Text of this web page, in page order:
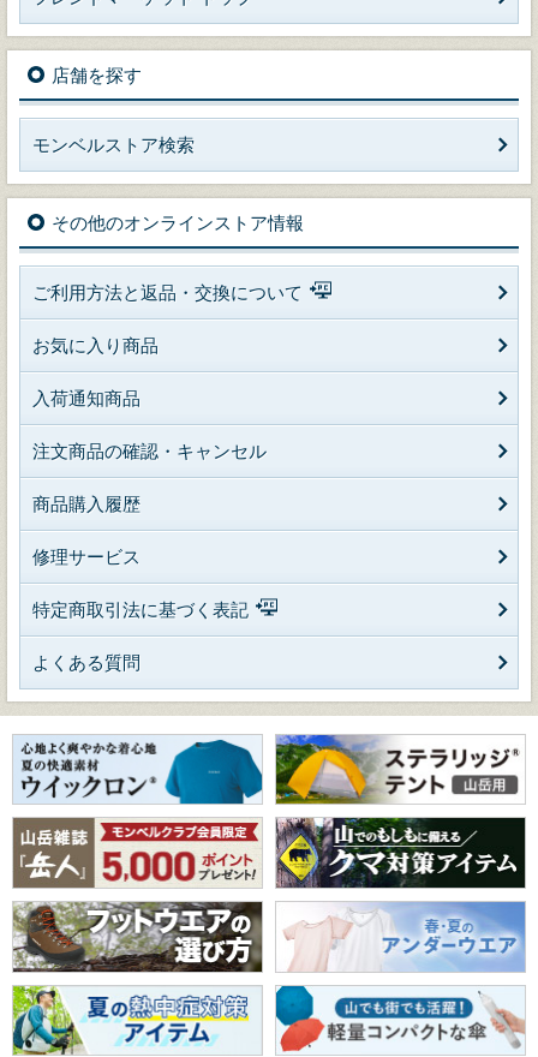
店舗を探す
モンベルストア検索
その他のオンラインストア情報
ご利用方法と返品・交換について
お気に入り商品
入荷通知商品
注文商品の確認・キャンセル
商品購入履歴
修理サービス
特定商取引法に基づく表記
よくある質問